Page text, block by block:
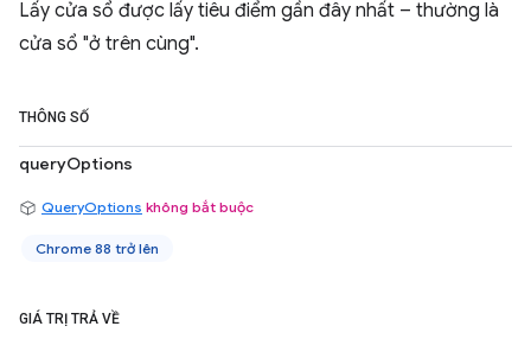
Lấy cửa sổ được lấy tiêu điểm gần đây nhất – thường là
cửa sổ "ở trên cùng".
THÔNG SỐ
queryOptions
QueryOptions không bắt buộc
Chrome 88 trở lên
GIÁ TRỊ TRẢ VỀ